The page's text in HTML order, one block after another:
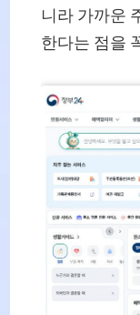
니라 가까운
한다는 점을